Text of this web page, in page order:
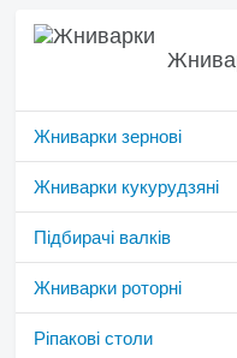
Жниварки зернові
Жниварки кукурудзяні
Підбирачі валків
Жниварки роторні
Ріпакові столи